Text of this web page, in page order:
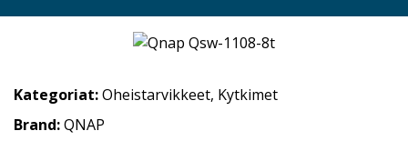
Kategoriat:Oheistarvikkeet, Kytkimet
Brand:QNAP